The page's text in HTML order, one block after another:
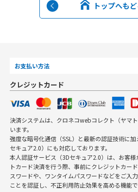
トップへも
お支払い方法
クレジットカード
決済システムは、クロネコwebコレクト（ヤマ
います。
強度な暗号化通信（SSL）と最新の認証技術に
セキュア2.0）にも対応しております。
本人認証サービス（3Dセキュア2.0）は、お客
トカード決済を行う際、事前にクレジットカー
スワードや、ワンタイムパスワードなどをご入
ことを認証し、不正利用防止効果を高める機能で